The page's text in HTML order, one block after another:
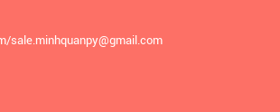
sale.minhquanpy@gmail.com